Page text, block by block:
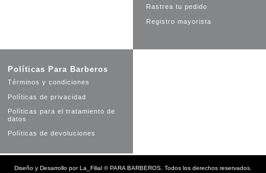
Rastrea tu pedido
Registro mayorista
Políticas Para Barberos
Términos y condiciones
Políticas de privacidad
Políticas para el tratamiento de
datos
Políticas de devoluciones
Diseño y Desarrollo porLa_Filial ©PARA BARBEROS. Todos los derechos reservados.